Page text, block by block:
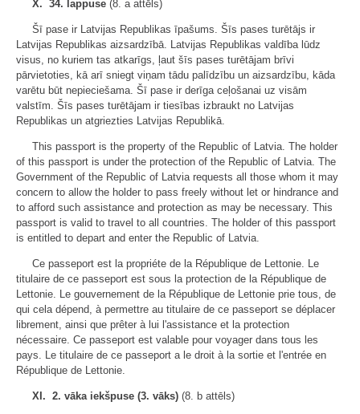
X. 34. lappuse (8. a attēls)
Šī pase ir Latvijas Republikas īpašums. Šīs pases turētājs ir
Latvijas Republikas aizsardzībā. Latvijas Republikas valdība lūdz
visus, no kuriem tas atkarīgs, ļaut šīs pases turētājam brīvi
pārvietoties, kā arī sniegt viņam tādu palīdzību un aizsardzību, kāda
varētu būt nepieciešama. Šī pase ir derīga ceļošanai uz visām
valstīm. Šīs pases turētājam ir tiesības izbraukt no Latvijas
Republikas un atgriezties Latvijas Republikā.
This passport is the property of the Republic of Latvia. The holder
of this passport is under the protection of the Republic of Latvia. The
Government of the Republic of Latvia requests all those whom it may
concern to allow the holder to pass freely without let or hindrance and
to afford such assistance and protection as may be necessary. This
passport is valid to travel to all countries. The holder of this passport
is entitled to depart and enter the Republic of Latvia.
Ce passeport est la propriéte de la République de Lettonie. Le
titulaire de ce passeport est sous la protection de la République de
Lettonie. Le gouvernement de la République de Lettonie prie tous, de
qui cela dépend, à permettre au titulaire de ce passeport se déplacer
librement, ainsi que prêter à lui l'assistance et la protection
nécessaire. Ce passeport est valable pour voyager dans tous les
pays. Le titulaire de ce passeport a le droit à la sortie et l'entrée en
République de Lettonie.
XI. 2. vāka iekšpuse (3. vāks) (8. b attēls)